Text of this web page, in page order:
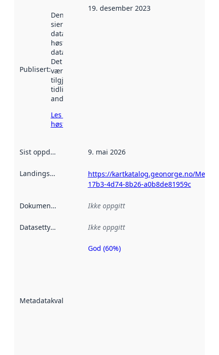
Publisert:
Denne datoen
sier når
datasettet ble
høstet av
data.norge.no.
Det kan ha
vært
tilgjengelig
tidligere
andre steder.
Les mer om
høsting her
19. desember 2023
Sist oppdatert 9. mai 2026
Landingsside
https://kartkatalog.geonorge.no/
17b3-4d74-8b26-a0b8de81959c
Dokumentasjon Ikke oppgitt
Datasettype Ikke oppgitt
Metadatakvalitet
Metadatakvalitet
God (60%)